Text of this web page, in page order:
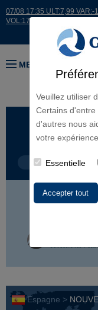
Veuillez utiliser
Certains d'entre
d'autres nous
votre expérience.
Essentielle
07/08 17:35 ULT:7,99 VAR:-
VOL:17664
MENU
LIGNES
TYPE DE PROJET
Espagne >